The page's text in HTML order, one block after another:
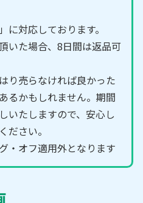
に対応しております。
いた場合、8日間は返品可
り売らなければ良かった
るかもしれません。期間
いたしますので、安心し
ださい。
・オフ適用外となります